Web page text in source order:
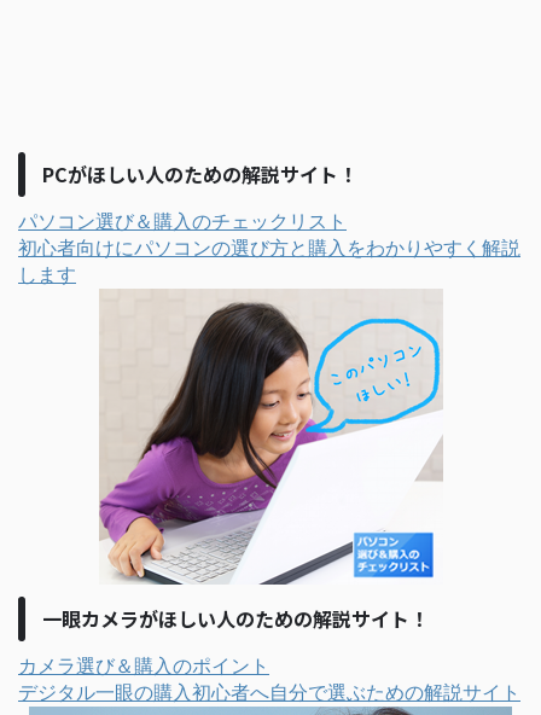
PCがほしい人のための解説サイト！
パソコン選び＆購入のチェックリスト
初心者向けにパソコンの選び方と購入をわかりやすく解説
します
一眼カメラがほしい人のための解説サイト！
カメラ選び＆購入のポイント
デジタル一眼の購入初心者へ自分で選ぶための解説サイト